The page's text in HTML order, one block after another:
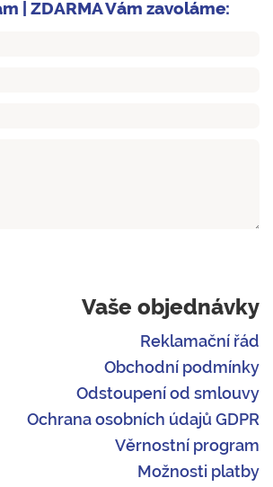
| ZDARMA Vám zavoláme:
Vaše objednávky
Reklamační řád
Obchodní podmínky
Odstoupení od smlouvy
Ochrana osobních údajů GDPR
Věrnostní program
Možnosti platby